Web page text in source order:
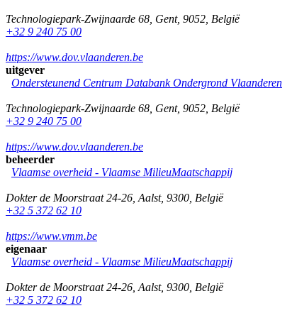
Technologiepark-Zwijnaarde 68 Gent, 9052 België
+32 9 240 75 00
https://www.dov.vlaanderen.be
uitgever
Ondersteunend Centrum Databank Ondergrond Vlaanderen
Technologiepark-Zwijnaarde 68 Gent, 9052 België
+32 9 240 75 00
https://www.dov.vlaanderen.be
beheerder
Vlaamse overheid - Vlaamse MilieuMaatschappij
Dokter de Moorstraat 24-26 Aalst, 9300 België
+32 5 372 62 10
https://www.vmm.be
eigenaar
Vlaamse overheid - Vlaamse MilieuMaatschappij
Dokter de Moorstraat 24-26 Aalst, 9300 België
+32 5 372 62 10